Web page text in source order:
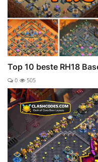
Top 10 beste RH18
0 505